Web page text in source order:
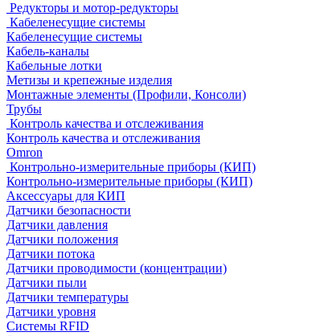
Редукторы и мотор-редукторы
Кабеленесущие системы
Кабеленесущие системы
Кабель-каналы
Кабельные лотки
Метизы и крепежные изделия
Монтажные элементы (Профили, Консоли)
Трубы
Контроль качества и отслеживания
Контроль качества и отслеживания
Omron
Контрольно-измерительные приборы (КИП)
Контрольно-измерительные приборы (КИП)
Аксессуары для КИП
Датчики безопасности
Датчики давления
Датчики положения
Датчики потока
Датчики проводимости (концентрации)
Датчики пыли
Датчики температуры
Датчики уровня
Системы RFID